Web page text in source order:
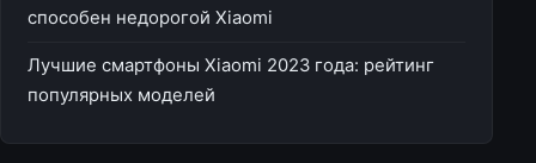
способен недорогой Xiaomi
Лучшие смартфоны Xiaomi 2023 года: рейтинг
популярных моделей